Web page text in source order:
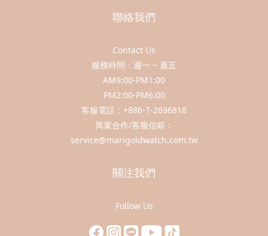
聯絡我們
Contact Us
服務時間：週一 ~ 週五
AM9:00-PM1:00
PM2:00-PM6:00
客服電話：+886-7-2696818
異業合作/客服信箱：
service@marigoldwatch.com.tw
關注我們
Follow Us